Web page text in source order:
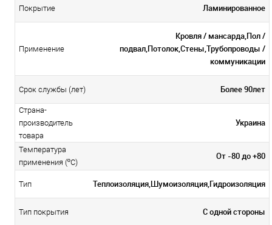
Покрытие Ламинированное
Применение
Кровля / мансарда,Пол /
подвал,Потолок,Стены,Трубопроводы /
коммуникации
Срок службы (лет) Более 90лет
Страна-
производитель
товара
Украина
Температура
применения (ºС)
От -80 до +80
Тип Теплоизоляция,Шумоизоляция,Гидроизоляция
Тип покрытия С одной стороны